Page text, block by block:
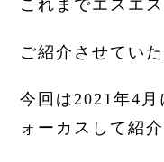
これまでエスエ
ご紹介させてい
今回は2021年4
ォーカスして紹介